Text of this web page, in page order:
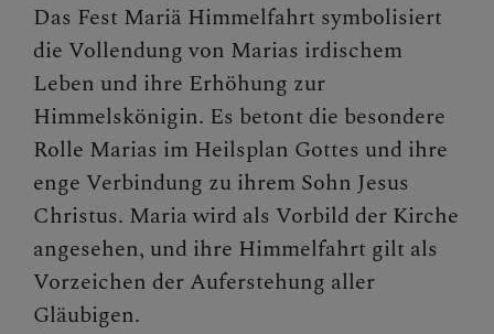
Presse und Aktuelles
Gewalt & Missbrauch
Das Fest Mariä Himmelfahrt symbolisiert
die Vollendung von Marias irdischem
Leben und ihre Erhöhung zur
Himmelskönigin. Es betont die besondere
Rolle Marias im Heilsplan Gottes und ihre
enge Verbindung zu ihrem Sohn Jesus
Christus. Maria wird als Vorbild der Kirche
angesehen, und ihre Himmelfahrt gilt als
Vorzeichen der Auferstehung aller
Gläubigen.